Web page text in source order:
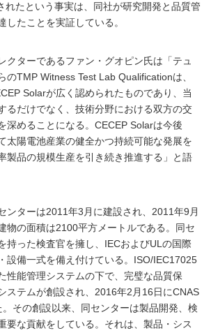
れたという事実は、同社が研究開発と品質管
したことを実証している。
クターであるファン・グオピン氏は「テュ
のTMP Witness Test Lab Qualificationは、
Solarが広く認められたものであり、当
るだけでなく、技術分野における双方の交
深めることになる。CECEP Solarは今後
太陽電池産業の健全かつ持続可能な発展を
製品の規模生産を引き続き推進する」と語
ンターは2011年3月に建設され、2011年9月
物の面積は2100平方メートルである。同セ
持った検査官を擁し、IECおよびULの国際
設備一式を備え付けている。ISO/IEC17025
性能管理システムの下で、完璧な品質保
ステムが創設され、2016年2月16日にCNAS
その創設以来、同センターは製品開発、検
要な貢献をしている。それは、製品・シス